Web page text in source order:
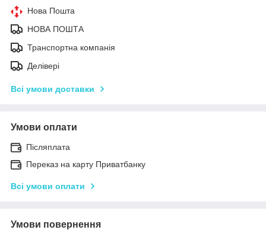
Нова Пошта
НОВА ПОШТА
Транспортна компанія
Делівері
Всі умови доставки
Умови оплати
Післяплата
Переказ на карту Приватбанку
Всі умови оплати
Умови повернення